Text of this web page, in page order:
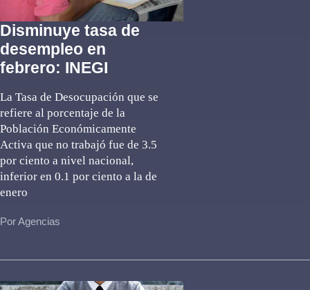
Disminuye tasa de
desempleo en
febrero: INEGI
La Tasa de Desocupación que se
refiere al porcentaje de la
Población Económicamente
Activa que no trabajó fue de 3.5
por ciento a nivel nacional,
inferior en 0.1 por ciento a la de
enero
Por Agencias